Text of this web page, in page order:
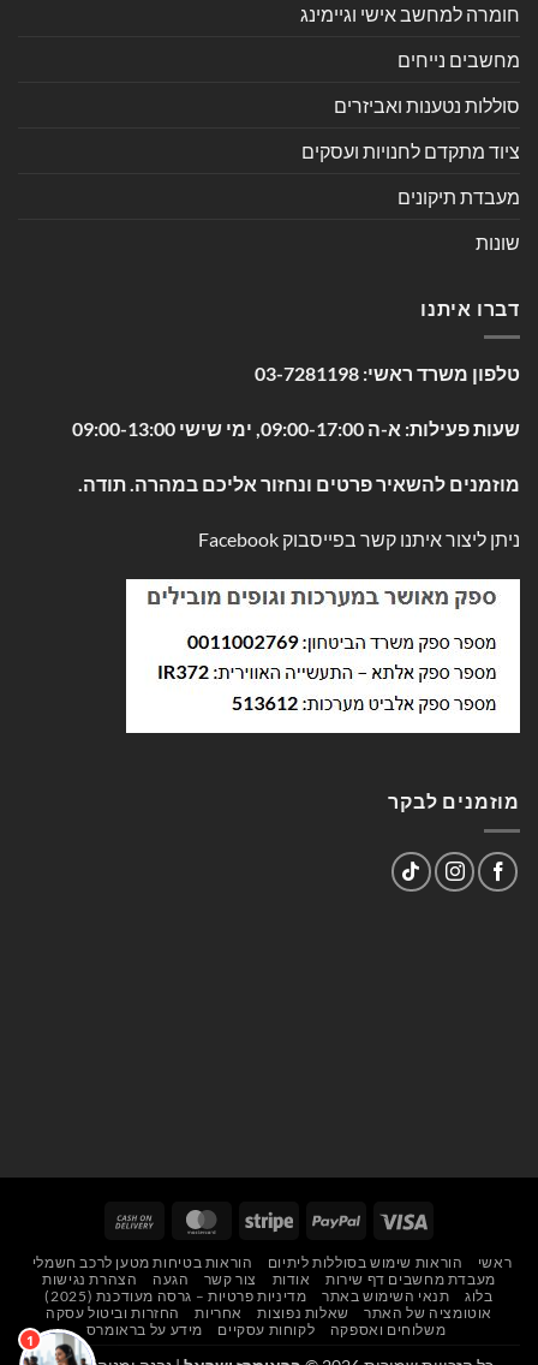
חומרה למחשב אישי וגיימינג
מחשבים נייחים
סוללות נטענות ואביזרים
ציוד מתקדם לחנויות ועסקים
מעבדת תיקונים
שונות
דברו איתנו
טלפון משרד ראשי: 03-7281198
שעות פעילות: א-ה 09:00-17:00, ימי שישי 09:00-13:00
מוזמנים להשאיר פרטים ונחזור אליכם במהרה. תודה.
ניתן ליצור איתנו קשר בפייסבוק Facebook
מוזמנים לבקר
Visa
PayPal
Stripe
MasterCard
Delivery
ראשי הוראות שימוש בסוללות ליתיום
הוראות בטיחות מטען לרכב חשמלי
מעבדת מחשבים דף שירות
אודות צור קשר הגעה
הצהרת נגישות
בלוג
תנאי השימוש באתר
מדיניות פרטיות – גרסה מעודכנת (2025)
אוטומציה של האתר
שאלות נפוצות אחריות
החזרות וביטול עסקה
משלוחים ואספקה
לקוחות עסקיים מידע על בראומרס